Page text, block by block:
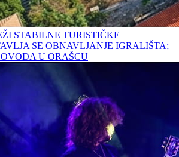
STABILNE TURISTIČKE
SE OBNAVLJANJE IGRALIŠTA;
U ORAŠCU